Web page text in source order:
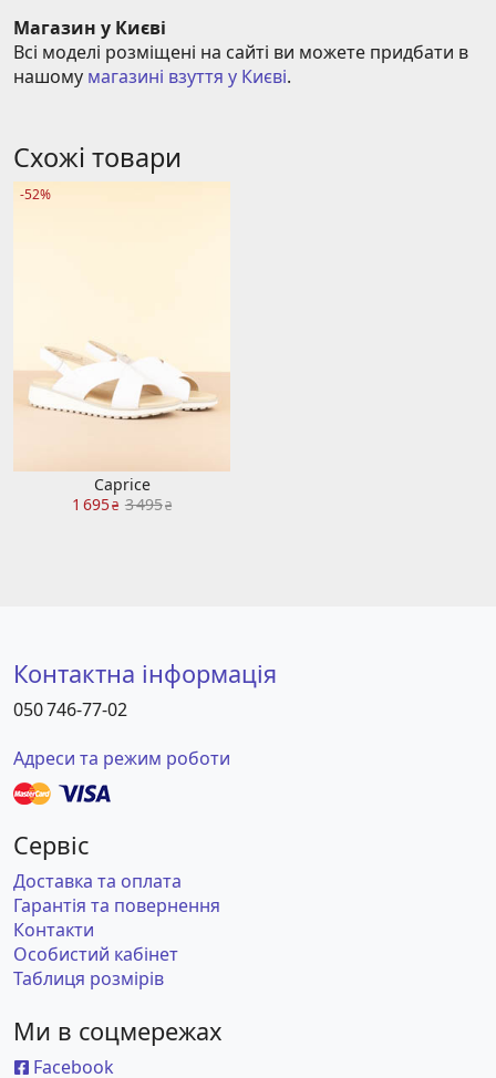
Магазин у Києві
Всі моделі розміщені на сайті ви можете придбати в
нашому магазині взуття у Києві.
Схожі товари
-52%
Caprice
1 695₴ 3 495₴
Контактна інформація
050 746-77-02
Адреси та режим роботи
Сервіс
Доставка та оплата
Гарантія та повернення
Контакти
Особистий кабінет
Таблиця розмірів
Ми в соцмережах
Facebook